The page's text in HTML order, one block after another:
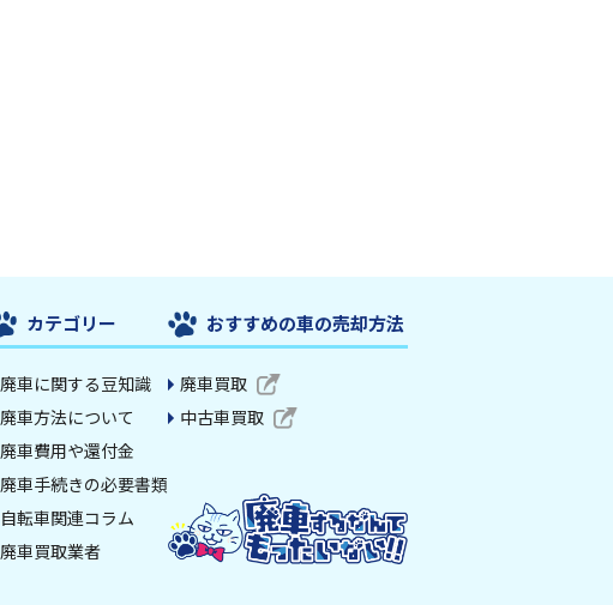
カテゴリー
廃車に関する豆知識
廃車方法について
廃車費用や還付金
廃車手続きの必要書類
自転車関連コラム
廃車買取業者
おすすめの車の売却方法
廃車買取
中古車買取